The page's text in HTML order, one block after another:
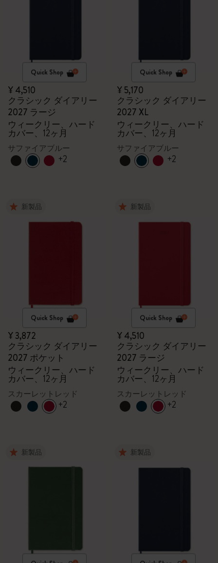
Quick Shop
¥ 4,510
クラシック ダイアリー
2027 ラージ
ウィークリー、ハード
カバー、12ヶ月
サファイアブルー
+2
Quick Shop
¥ 5,170
クラシック ダイアリー
2027 XL
ウィークリー、ハード
カバー、12ヶ月
サファイアブルー
+2
新製品
Quick Shop
¥ 3,872
クラシック ダイアリー
2027 ポケット
ウィークリー、ハード
カバー、12ヶ月
スカーレットレッド
+2
新製品
Quick Shop
¥ 4,510
クラシック ダイアリー
2027 ラージ
ウィークリー、ハード
カバー、12ヶ月
スカーレットレッド
+2
新製品 新製品